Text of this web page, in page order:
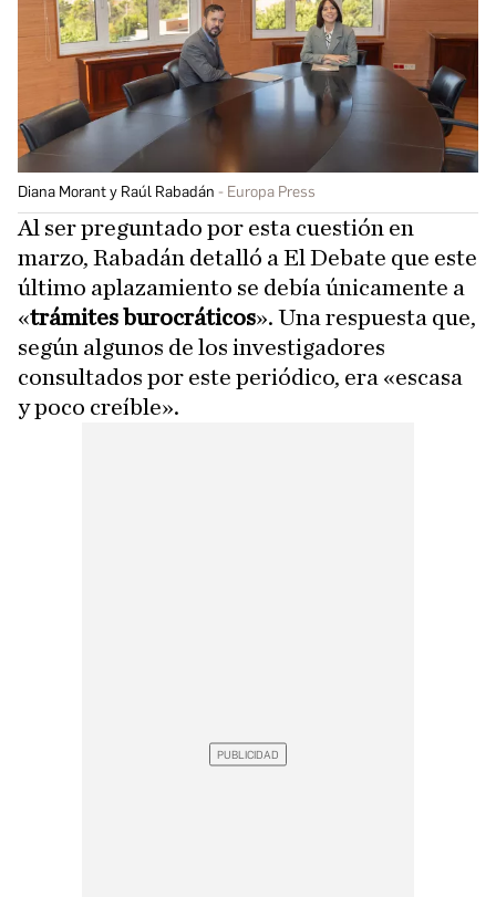
Diana Morant y Raúl Rabadán Europa Press
Al ser preguntado por esta cuestión en
marzo, Rabadán detalló a El Debate que este
último aplazamiento se debía únicamente a
«trámites burocráticos». Una respuesta que,
según algunos de los investigadores
consultados por este periódico, era «escasa
y poco creíble».